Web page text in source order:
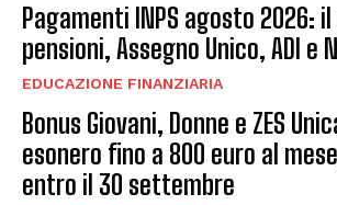
Pagamenti INPS agosto 2026:
pensioni, Assegno Unico, ADI e
EDUCAZIONE FINANZIARIA
Bonus Giovani, Donne e ZES
esonero fino a 800 euro al
entro il 30 settembre